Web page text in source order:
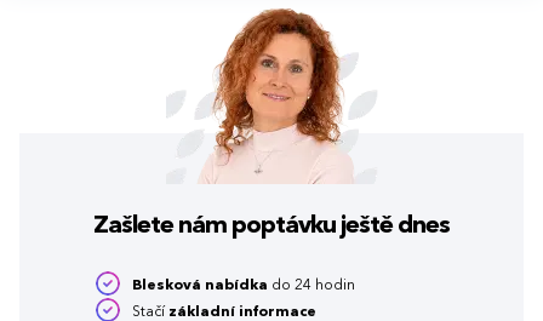
Zašlete nám poptávku ještě dnes
Blesková nabídka do 24 hodin
Stačí základní informace